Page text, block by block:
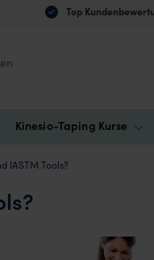
Top
Kinesio-Taping Kurse
IASTM Tools?